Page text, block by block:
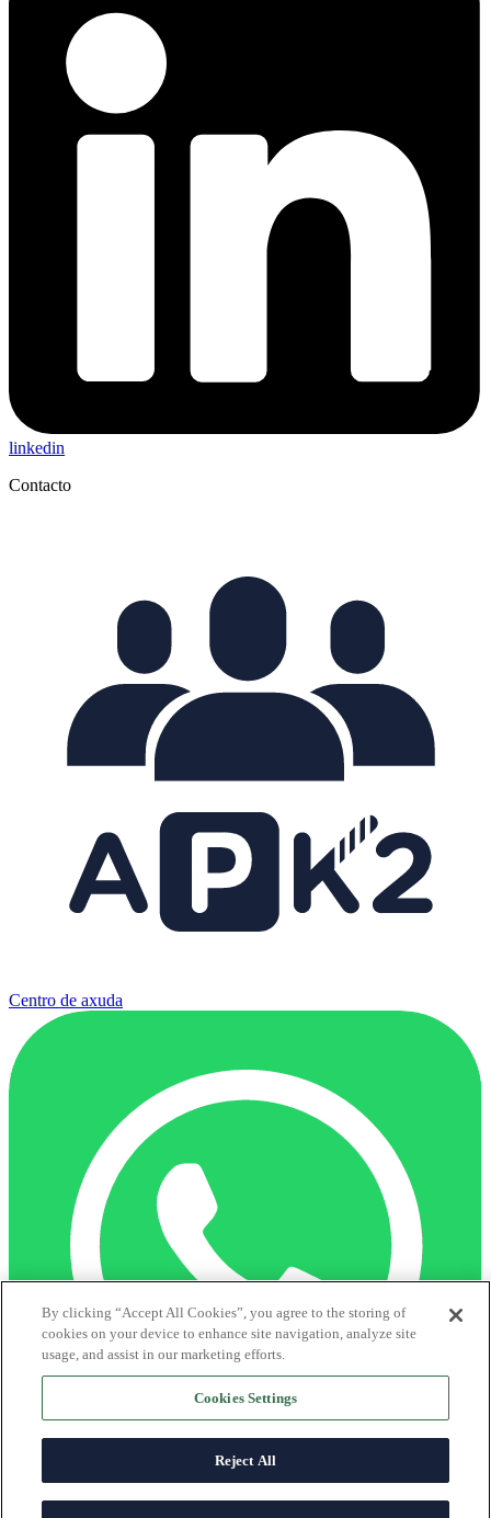
linkedin
Contacto
Centro de axuda
Centro de axuda
By clicking “Accept All Cookies”, you agree to the storing of
cookies on your device to enhance site navigation, analyze site
usage, and assist in our marketing efforts.
Cookies Settings
Reject All